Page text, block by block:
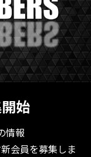
始
情報
会員を募集しま